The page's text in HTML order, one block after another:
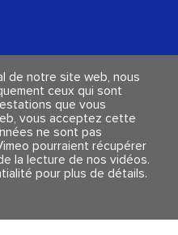
de confidentialité
de notre site web, nous
ceux qui sont
que vous
vous acceptez cette
ne sont pas
pourraient récupérer
la lecture de nos vidéos.
pour plus de détails.